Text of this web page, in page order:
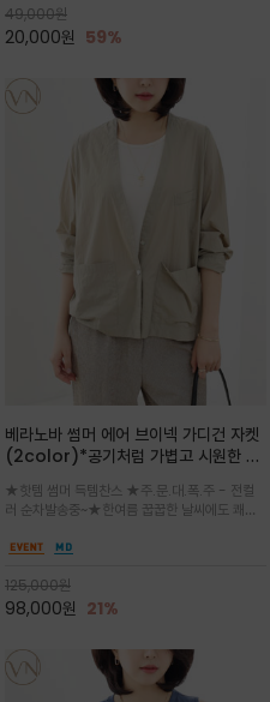
49,000원
20,000원 59%
베라노바 썸머 에어 브이넥 가디건 자켓
(2color)*공기처럼 가볍고 시원한 나
브이넥 디자인이라 부담없이 쓱쓱~걸치
는 꾸안꾸!!가볍고 바스락한 나일론 블렌
드 소재감이 세련된 무드를 더해주는 가
★핫템 썸머 득템찬스 ★주.문.대.폭.주 - 전컬
러 순차발송중~★한여름 꿉꿉한 날씨에도 쾌적
일 자켓은 가벼운 무게감과 방수성 덕분에 여름
등과 밸런스를 맞춥니다
125,000원
98,000원 21%